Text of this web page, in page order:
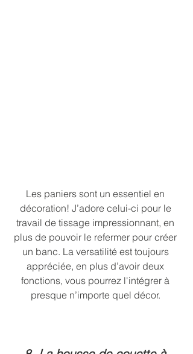
Les paniers sont un essentiel en
décoration! J’adore celui-ci pour le
travail de tissage impressionnant, en
plus de pouvoir le refermer pour créer
un banc. La versatilité est toujours
appréciée, en plus d’avoir deux
fonctions, vous pourrez l'intégrer à
presque n’importe quel décor.